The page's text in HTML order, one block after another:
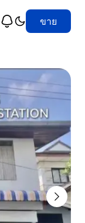
ขาย